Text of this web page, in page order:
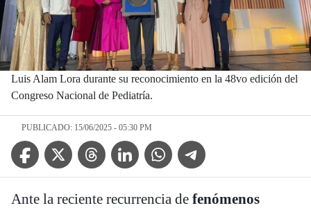
Luis Alam Lora durante su reconocimiento en la 48vo edición del
Congreso Nacional de Pediatría.
PUBLICADO: 15/06/2025 - 05:30 PM
Facebook IconTwitter IconThreads IconLinkedin IconWhatsApp IconTelegram Icon
Ante la reciente recurrencia de fenómenos